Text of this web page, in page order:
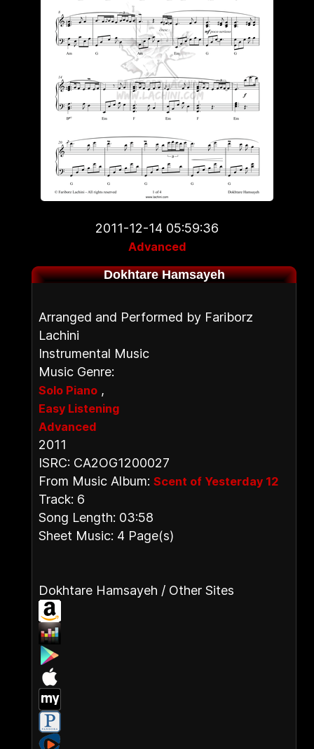
2011-12-14 05:59:36
Advanced
Dokhtare Hamsayeh
Arranged and Performed by Fariborz
Lachini
Instrumental Music
Music Genre:
Solo Piano ,
Easy Listening
Advanced
2011
ISRC: CA2OG1200027
From Music Album: Scent of Yesterday 12
Track: 6
Song Length: 03:58
Sheet Music: 4 Page(s)
Dokhtare Hamsayeh / Other Sites